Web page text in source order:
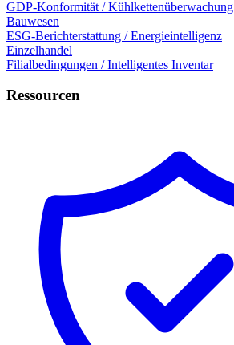
GDP-Konformität / Kühlkettenüberwachung
Bauwesen
ESG-Berichterstattung / Energieintelligenz
Einzelhandel
Filialbedingungen / Intelligentes Inventar
Ressourcen